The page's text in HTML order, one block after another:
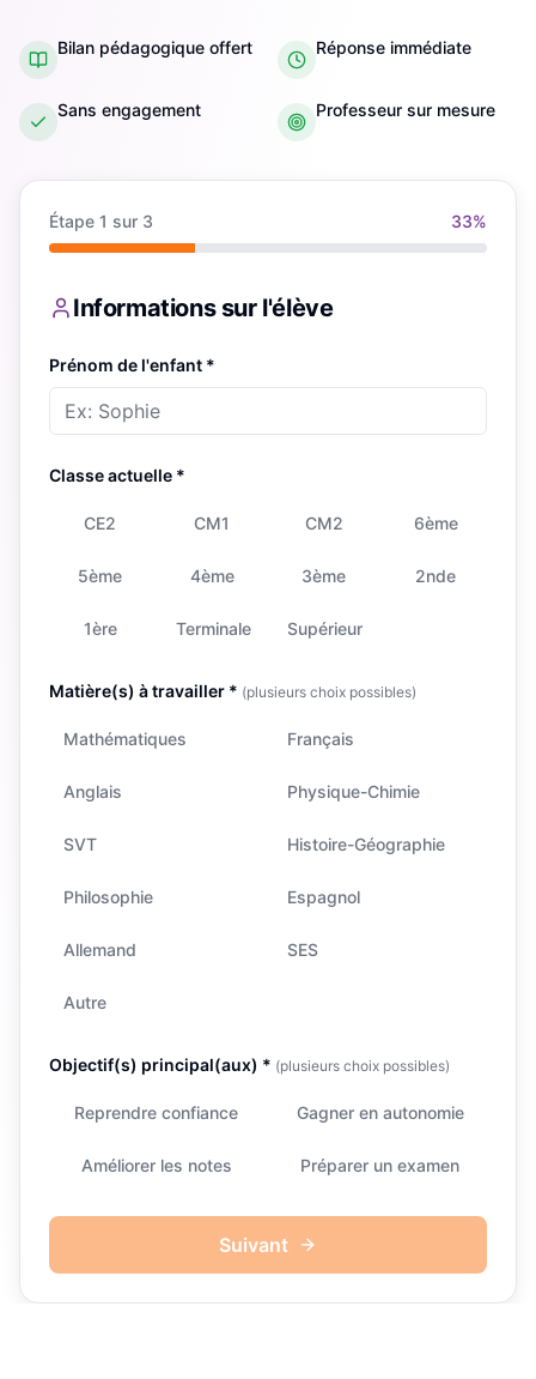
Bilan pédagogique offert Réponse immédiate
Sans engagement Professeur sur mesure
Étape 1 sur 3 33%
Informations sur l'élève
Prénom de l'enfant *
Classe actuelle *
CE2 CM1 CM2 6ème
5ème 4ème 3ème 2nde
1ère Terminale Supérieur
Matière(s) à travailler * (plusieurs choix possibles)
Mathématiques Français
Anglais Physique-Chimie
SVT Histoire-Géographie
Philosophie Espagnol
Allemand SES
Autre
Objectif(s) principal(aux) * (plusieurs choix possibles)
Reprendre confiance Gagner en autonomie
Améliorer les notes Préparer un examen
Suivant